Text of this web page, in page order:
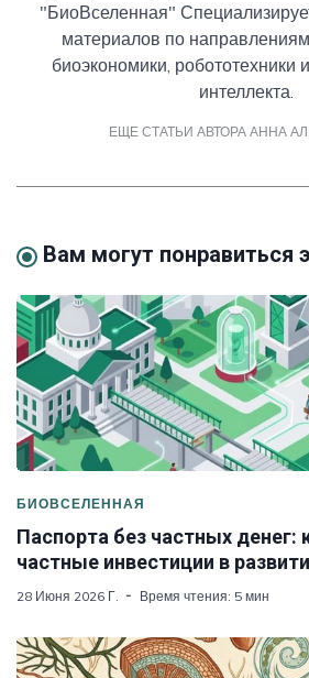
"БиоВселенная"
материалов по
биоэкономики, робототехники
интеллекта.
ЕЩЕ СТАТЬИ АВТОРА АННА
Вам могут понравиться
БИОВСЕЛЕННАЯ
Паспорта без частных денег:
частные инвестиции в
28 Июня 2026 Г. Время чтения: 5 мин